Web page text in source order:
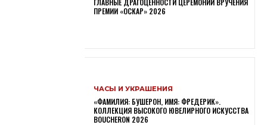
ГЛАВНЫЕ ДРАГОЦЕННОСТИ ЦЕРЕМОНИИ ВРУЧЕНИЯ
ПРЕМИИ «ОСКАР» 2026
ЧАСЫ И УКРАШЕНИЯ
«ФАМИЛИЯ: БУШЕРОН, ИМЯ: ФРЕДЕРИК».
КОЛЛЕКЦИЯ ВЫСОКОГО ЮВЕЛИРНОГО ИСКУССТВА
BOUCHERON 2026